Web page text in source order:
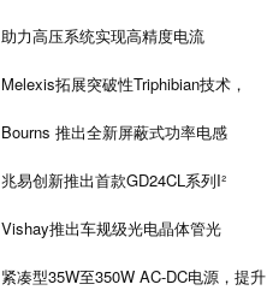
助力高压系统实现高精度电流
Melexis拓展突破性Triphibian技术，
Bourns 推出全新屏蔽式功率电感
兆易创新推出首款GD24CL系列I²
Vishay推出车规级光电晶体管光
紧凑型35W至350W AC-DC电源，提升